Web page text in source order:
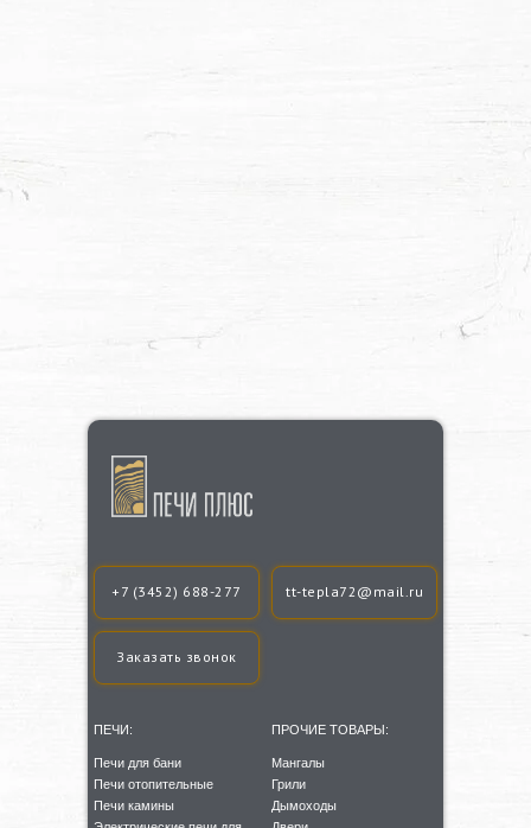
Заказать звонок
+7 (3452) 688-277 tt-tepla72@mail.ru
ПЕЧИ:
Печи для бани
Печи отопительные
Печи камины
Мангалы
Грили
Дымоходы
ПРОЧИЕ ТОВАРЫ: